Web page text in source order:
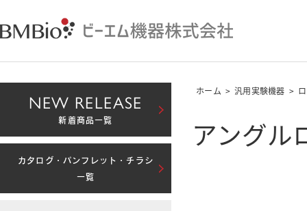
ホーム > 汎用実験機器 >
アングル
NEW RELEASE
新着商品一覧
カタログ・パンフレット・チラシ
一覧